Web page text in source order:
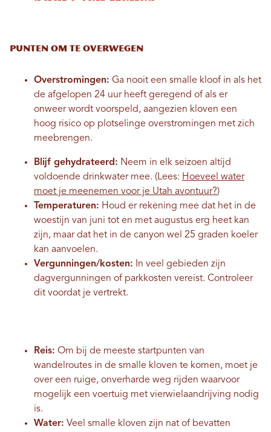
Punten om te overwegen
Overstromingen: Ga nooit een smalle kloof in als het
de afgelopen 24 uur heeft geregend of als er
onweer wordt voorspeld, aangezien kloven een
hoog risico op plotselinge overstromingen met zich
meebrengen.
Blijf gehydrateerd: Neem in elk seizoen altijd
voldoende drinkwater mee. (Lees: Hoeveel water
moet je meenemen voor je Utah avontuur?)
Temperaturen: Houd er rekening mee dat het in de
woestijn van juni tot en met augustus erg heet kan
zijn, maar dat het in de canyon wel 25 graden koeler
kan aanvoelen.
Vergunningen/kosten: In veel gebieden zijn
dagvergunningen of parkkosten vereist. Controleer
dit voordat je vertrekt.
Reis: Om bij de meeste startpunten van
wandelroutes in de smalle kloven te komen, moet je
over een ruige, onverharde weg rijden waarvoor
mogelijk een voertuig met vierwielaandrijving nodig
is.
Water: Veel smalle kloven zijn nat of bevatten